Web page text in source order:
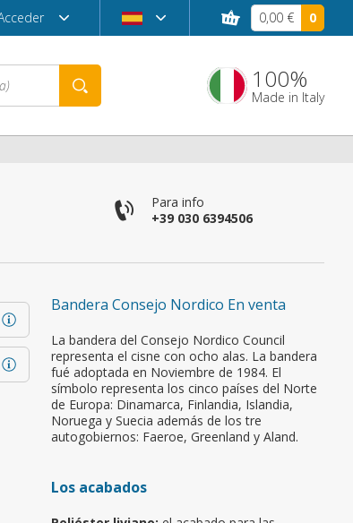
pedido?
NUEVA CUENTA
0,00 € 0
100%
Made in Italy
Para info
+39 030 6394506
Bandera Consejo Nordico En venta
La bandera del Consejo Nordico Council
representa el cisne con ocho alas. La bandera
fué adoptada en Noviembre de 1984. El
símbolo representa los cinco países del Norte
de Europa: Dinamarca, Finlandia, Islandia,
Noruega y Suecia además de los tre
autogobiernos: Faeroe, Greenland y Aland.
Los acabados